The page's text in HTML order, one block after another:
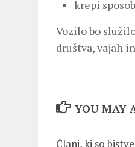
krepi
Vozilo bo
društva, vajah
YOU MAY
Člani, ki so